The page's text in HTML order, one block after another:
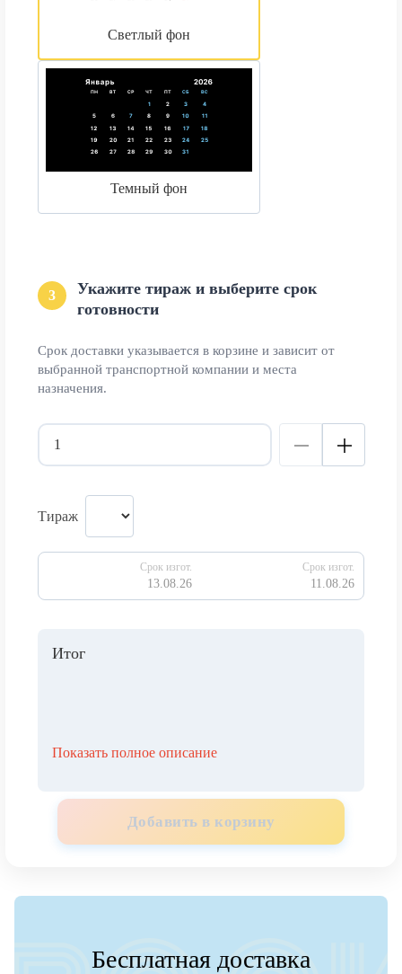
Светлый фон
Темный фон
3
Укажите тираж и выберите срок
готовности
Срок доставки указывается в корзине и зависит от
выбранной транспортной компании и места
назначения.
Тираж
Срок изгот.
13.08.26
Срок изгот.
11.08.26
Итог
Показать полное описание
Добавить в корзину
Бесплатная доставка